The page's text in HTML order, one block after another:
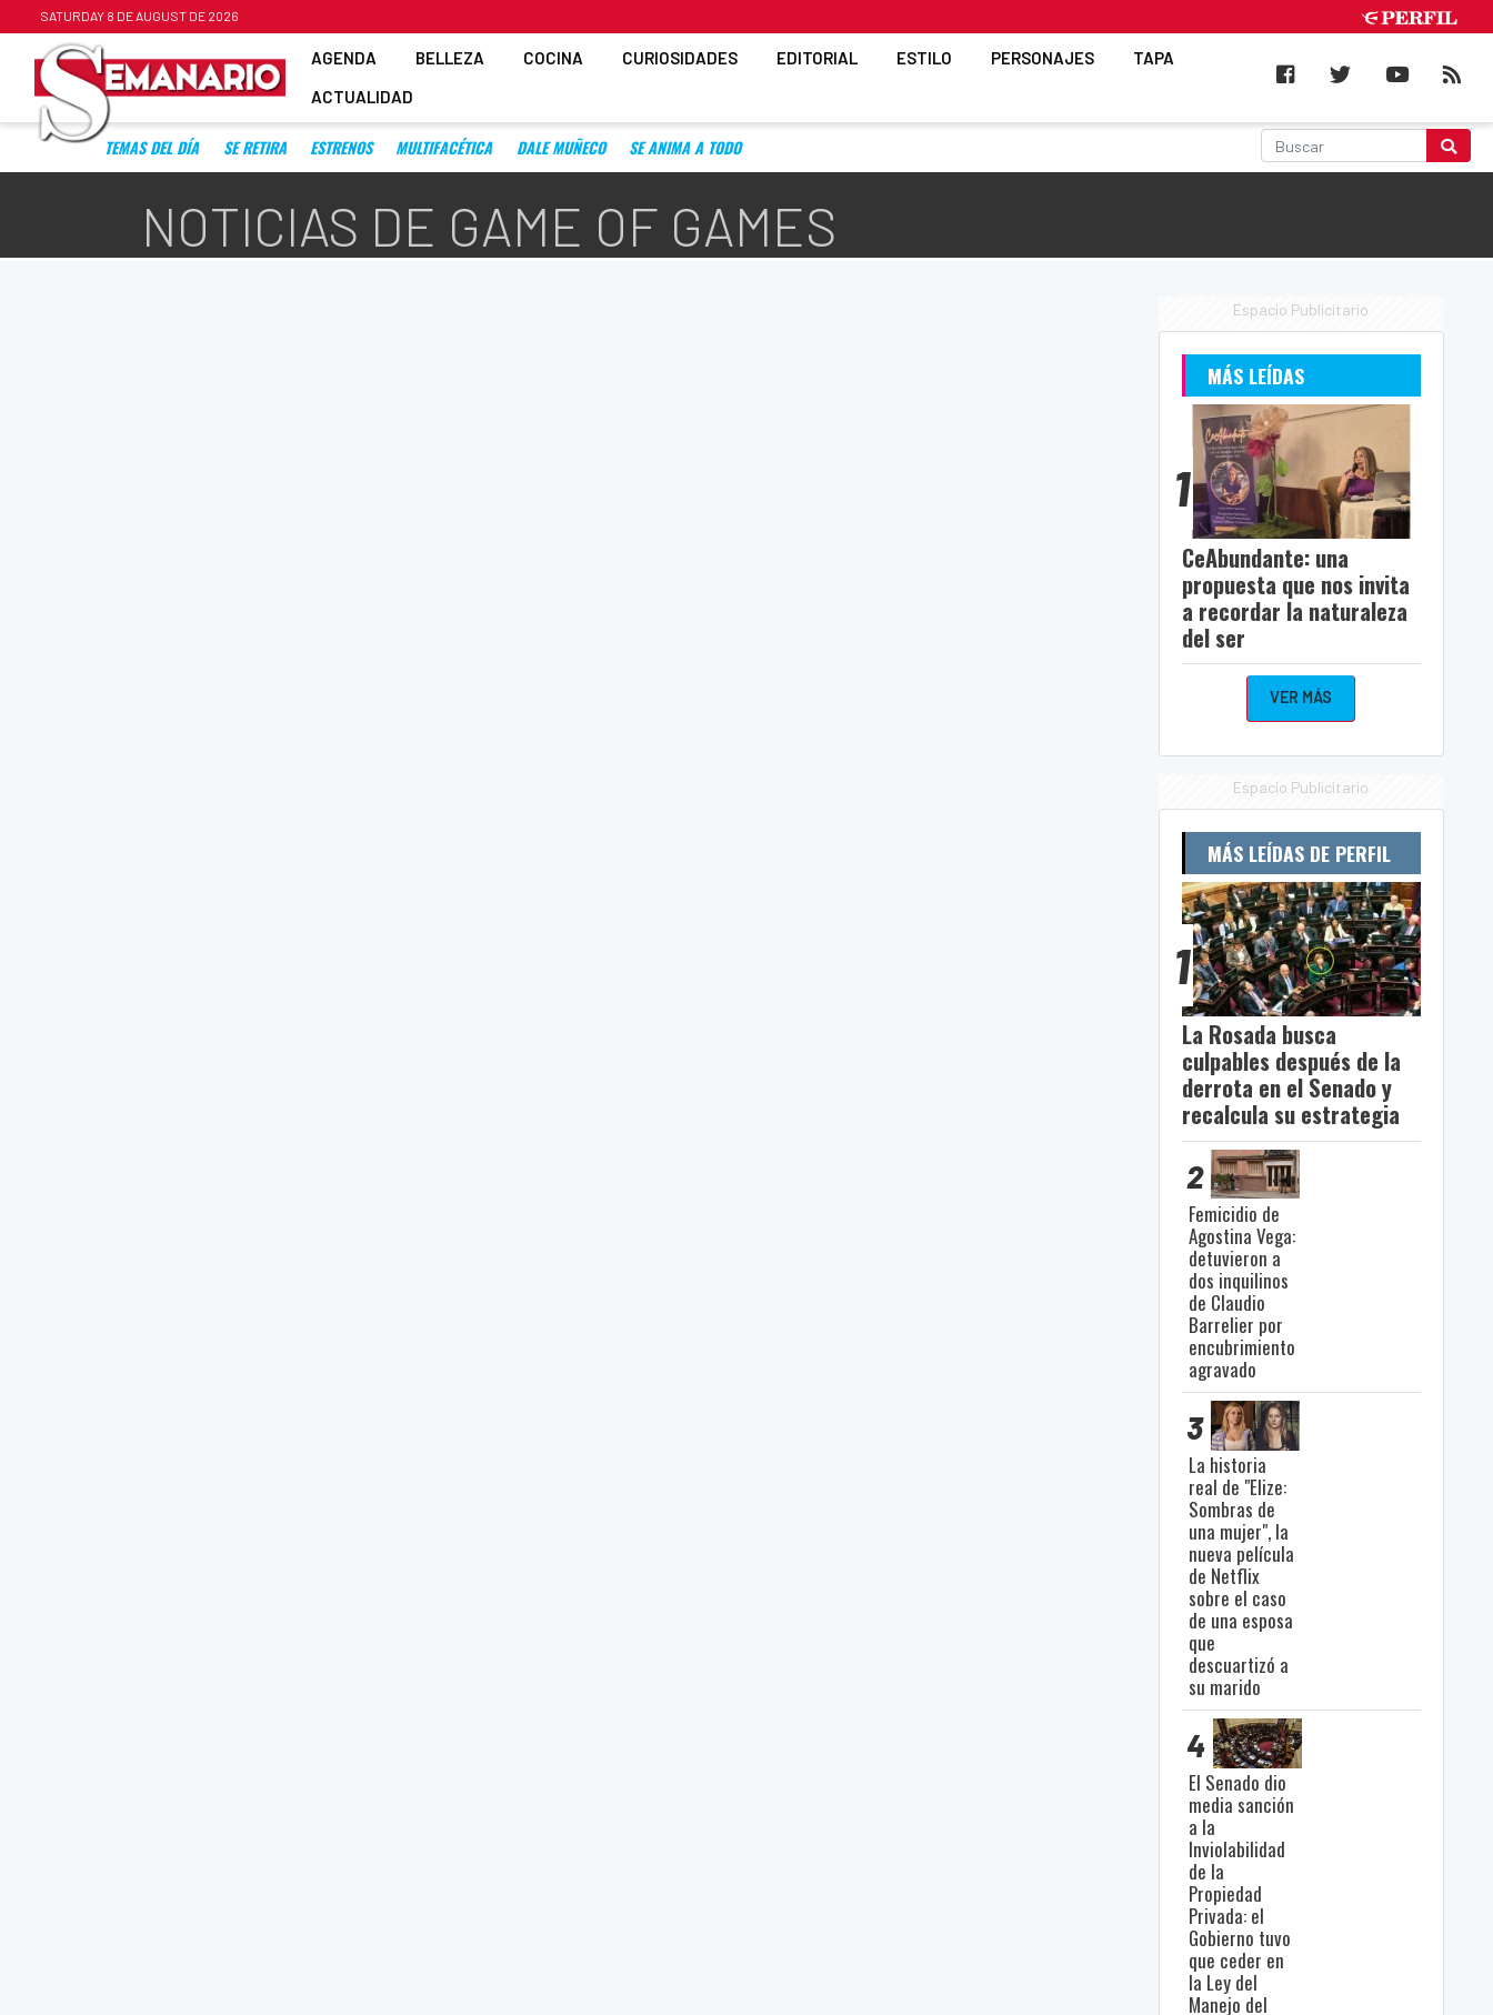
SATURDAY 8 DE AUGUST DE 2026
AGENDA BELLEZA COCINA CURIOSIDADES EDITORIAL ESTILO PERSONAJES
TAPA
ACTUALIDAD
TEMAS DEL DÍA SE RETIRA ESTRENOS MULTIFACÉTICA DALE MUÑECO SE ANIMA A TODO
NOTICIAS DE GAME OF GAMES
Espacio Publicitario
MÁS LEÍDAS
1
CeAbundante: una
propuesta que nos invita
a recordar la naturaleza
del ser
VER MÁS
Espacio Publicitario
MÁS LEÍDAS DE PERFIL
1
La Rosada busca
culpables después de la
derrota en el Senado y
recalcula su estrategia
2
Femicidio de
Agostina Vega:
detuvieron a
dos inquilinos
de Claudio
Barrelier por
encubrimiento
agravado
3
La historia
real de "Elize:
Sombras de
una mujer", la
nueva película
de Netflix
sobre el caso
de una esposa
que
descuartizó a
su marido
4
El Senado dio
media sanción
a la
Inviolabilidad
de la
Propiedad
Privada: el
Gobierno tuvo
que ceder en
la Ley del
Manejo del